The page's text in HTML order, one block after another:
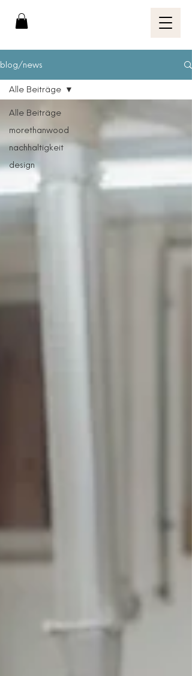
blog/news
Alle Beiträge
morethanwood
nachhaltigkeit
design
Alle Beiträge